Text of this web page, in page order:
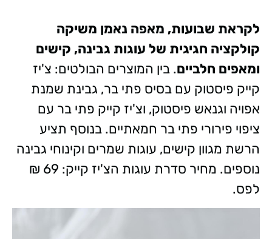
לקראת שבועות, מאפה נאמן⁠ משיקה
קולקציה חגיגית של עוגות גבינה, קישים
ומאפים חלביים. בין המוצרים הבולטים: צ'יז
קייק פיסטוק עם בסיס פתי בר, גבינת שמנת
אפויה וגנאש פיסטוק, וצ'יז קייק פתי בר עם
ציפוי פירורי פתי בר חמאתיים. בנוסף תציע
הרשת מגוון קישים, עוגות שמרים וקינוחי גבינה
נוספים. מחיר סדרת עוגות הצ'יז קייק: 69 ₪
לפס.